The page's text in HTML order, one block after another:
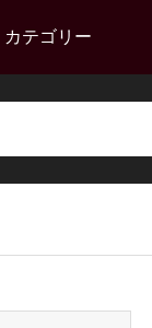
カテゴリー